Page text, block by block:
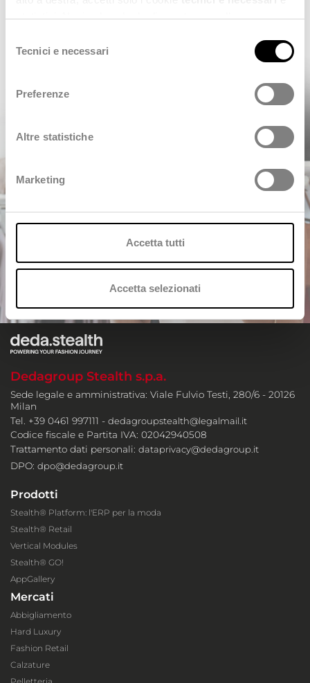
statistici. Naviga le schede di questo pannello per
maggiori informazioni consulta anche la nostra
Privacy
delTecnici e necessari
Preferenze
Altre statistiche
Marketing
Accetta tutti
Accetta selezionati
Dedagroup Stealth s.p.a.
Sede legale e amministrativa: Viale Fulvio Testi, 280/6 - 20126
Milan
Tel. +39 0461 997111 - dedagroupstealth@legalmail.it
Codice fiscale e Partita IVA: 02042940508
Trattamento dati personali: dataprivacy@dedagroup.it
DPO: dpo@dedagroup.it
Prodotti
Stealth® Platform: l'ERP per la moda
Stealth® Retail
Vertical Modules
Stealth® GO!
AppGallery
Mercati
Abbigliamento
Hard Luxury
Fashion Retail
Calzature